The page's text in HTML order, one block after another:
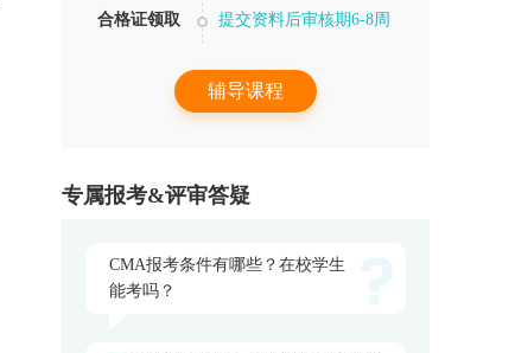
合格证领取 提交资料后审核期6-8周
辅导课程
专属报考&评审答疑
CMA报考条件有哪些？在校学生
能考吗？